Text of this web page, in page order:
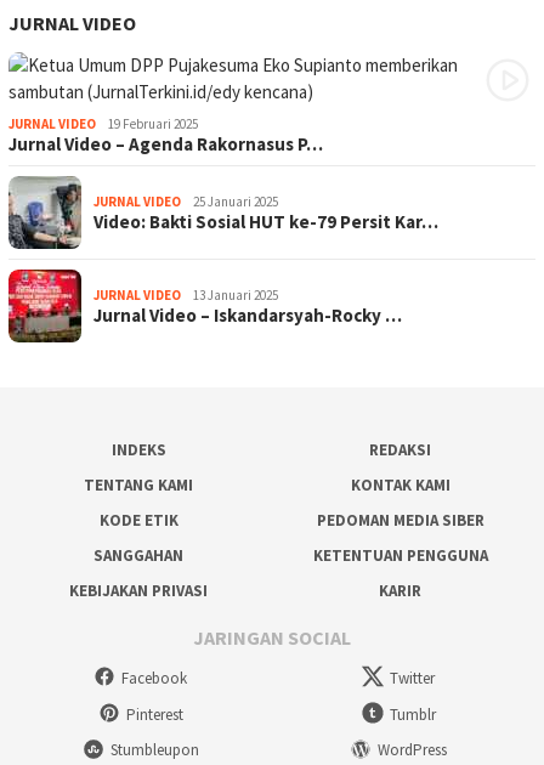
JURNAL VIDEO
JURNAL VIDEO 19 Februari 2025
Jurnal Video – Agenda Rakornasus P…
JURNAL VIDEO 25 Januari 2025
Video: Bakti Sosial HUT ke-79 Persit Kar…
JURNAL VIDEO 13 Januari 2025
Jurnal Video – Iskandarsyah-Rocky …
INDEKS
REDAKSI
TENTANG KAMI
KONTAK KAMI
KODE ETIK
PEDOMAN MEDIA SIBER
SANGGAHAN
KETENTUAN PENGGUNA
KEBIJAKAN PRIVASI
KARIR
JARINGAN SOCIAL
Facebook
Twitter
Pinterest
Tumblr
Stumbleupon
WordPress